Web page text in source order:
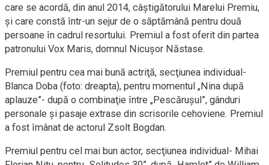
care se acordă, din anul 2014, câştigătorului Marelui Premiu,
şi care constă într-un sejur de o săptămână pentru două
persoane în cadrul resortului. Premiul a fost oferit din partea
patronului Vox Maris, domnul Nicuşor Năstase.
Premiul pentru cea mai bună actriţă, secţiunea individual-
Blanca Doba (foto: dreapta), pentru momentul „Nina după
aplauze”- după o combinaţie între „Pescăruşul”, gânduri
personale şi pasaje extrase din scrisorile cehoviene. Premiul
a fost îmânat de actorul Zsolt Bogdan.
Premiul pentru cel mai bun actor, secţiunea individual- Mihai